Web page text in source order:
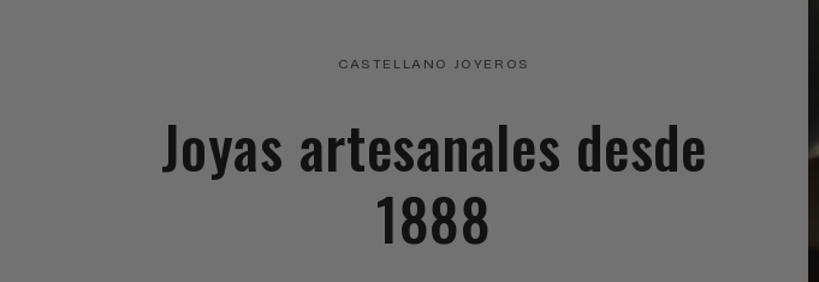
CASTELLANO JOYEROS
Joyas artesanales desde
1888